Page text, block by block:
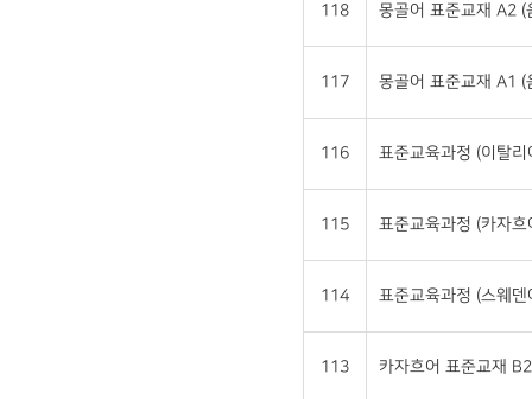
118 몽골어 표준교재 A2 (
117 몽골어 표준교재 A1 (
116 표준교육과정 (이탈리
115 표준교육과정 (카자흐
114 표준교육과정 (스웨덴
113 카자흐어 표준교재